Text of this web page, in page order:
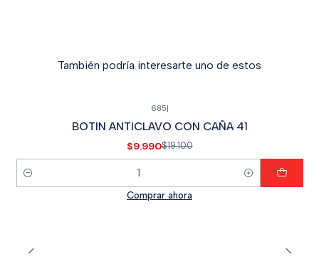
También podría interesarte uno de estos
685|
BOTIN ANTICLAVO CON CAÑA 41
$9.990$19.100
Cantidad
Comprar ahora